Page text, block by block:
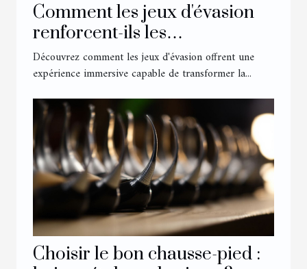
Comment les jeux d'évasion
renforcent-ils les
compétences en équipe ?
Découvrez comment les jeux d'évasion offrent une
expérience immersive capable de transformer la...
Choisir le bon chausse-pied :